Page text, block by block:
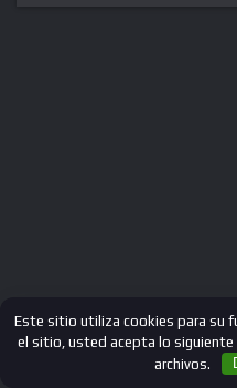
Este sitio utiliza cookies para su
el sitio, usted acepta lo siguiente
archivos.